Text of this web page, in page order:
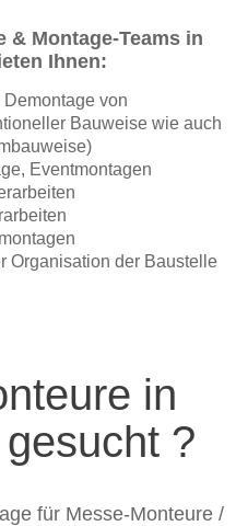
& Montage-Teams in
Ihnen:
Demontage von
Bauweise wie auch
Eventmontagen
Organisation der Baustelle
in
?
für Messe-Monteure /